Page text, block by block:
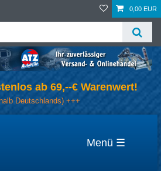
0,00 EUR
ab 69,--€ Warenwert!
Deutschlands) +++
☰